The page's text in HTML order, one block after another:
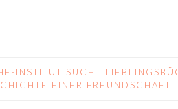
INSTITUT SUCHT
EINER FREUNDSCHAFT